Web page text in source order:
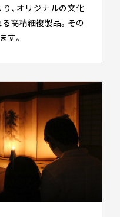
、オリジナルの文化
高精細複製品。その
す。